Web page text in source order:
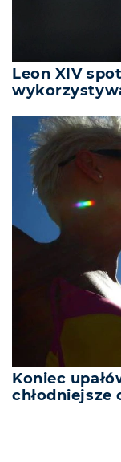
Leon XIV
Koniec
chłodniejsze